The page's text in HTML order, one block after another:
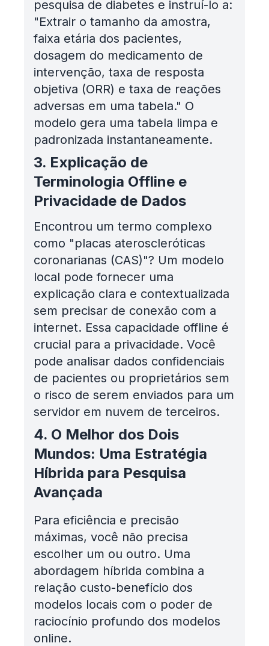
pesquisa de diabetes e instruí-lo a:
"Extrair o tamanho da amostra,
faixa etária dos pacientes,
dosagem do medicamento de
intervenção, taxa de resposta
objetiva (ORR) e taxa de reações
adversas em uma tabela." O
modelo gera uma tabela limpa e
padronizada instantaneamente.
3. Explicação de
Terminologia Offline e
Privacidade de Dados
Encontrou um termo complexo
como "placas ateroscleróticas
coronarianas (CAS)"? Um modelo
local pode fornecer uma
explicação clara e contextualizada
sem precisar de conexão com a
internet. Essa capacidade offline é
crucial para a privacidade. Você
pode analisar dados confidenciais
de pacientes ou proprietários sem
o risco de serem enviados para um
servidor em nuvem de terceiros.
4. O Melhor dos Dois
Mundos: Uma Estratégia
Híbrida para Pesquisa
Avançada
Para eficiência e precisão
máximas, você não precisa
escolher um ou outro. Uma
abordagem híbrida combina a
relação custo-benefício dos
modelos locais com o poder de
raciocínio profundo dos modelos
online.